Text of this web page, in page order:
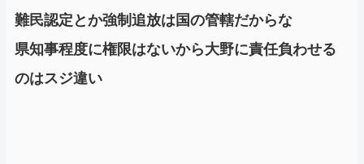
難民認定とか強制追放は国の管轄だからな
県知事程度に権限はないから大野に責任負わせる
のはスジ違い